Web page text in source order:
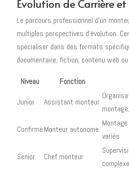
Évolution de Carrière
Le parcours professionnel d'un
multiples perspectives d'évolution.
spécialiser dans des formats
documentaire, fiction, contenu web
Niveau Fonction
Junior
Assistant monteur
ConfirméMonteur autonome
variés
Senior
Chef monteur